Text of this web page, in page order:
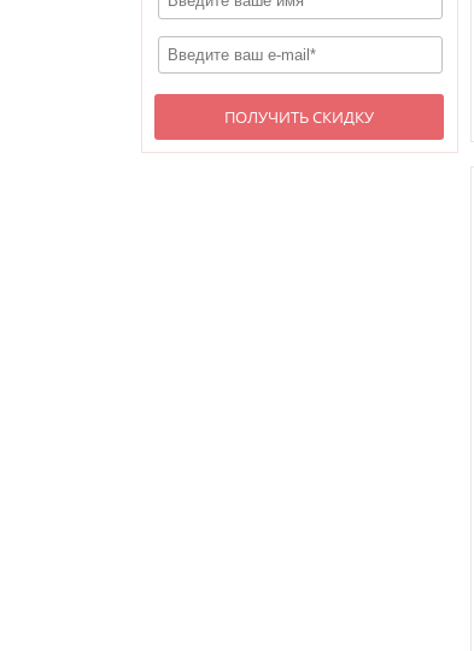
ПОЛУЧИТЬ СКИДКУ